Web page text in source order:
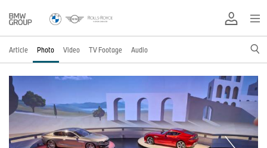
Article Photo Video TV Footage Audio